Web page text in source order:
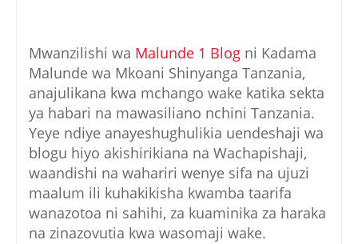
Mwanzilishi wa Malunde 1 Blog ni Kadama
Malunde wa Mkoani Shinyanga Tanzania,
anajulikana kwa mchango wake katika sekta
ya habari na mawasiliano nchini Tanzania.
Yeye ndiye anayeshughulikia uendeshaji wa
blogu hiyo akishirikiana na Wachapishaji,
waandishi na wahariri wenye sifa na ujuzi
maalum ili kuhakikisha kwamba taarifa
wanazotoa ni sahihi, za kuaminika za haraka
na zinazovutia kwa wasomaji wake.